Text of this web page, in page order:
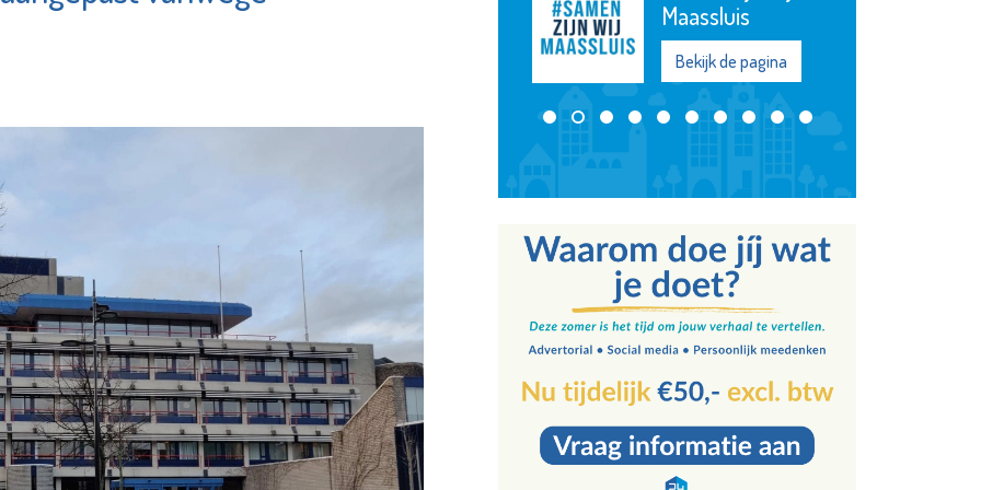
Vlaardingen e.o.
Maassluis
Bekijk de pagina